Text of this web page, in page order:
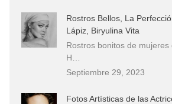
Rostros Bellos, La
Lápiz, Biryulina Vita
Rostros bonitos de mujeres
H…
Septiembre 29, 2023
Fotos Artísticas de las